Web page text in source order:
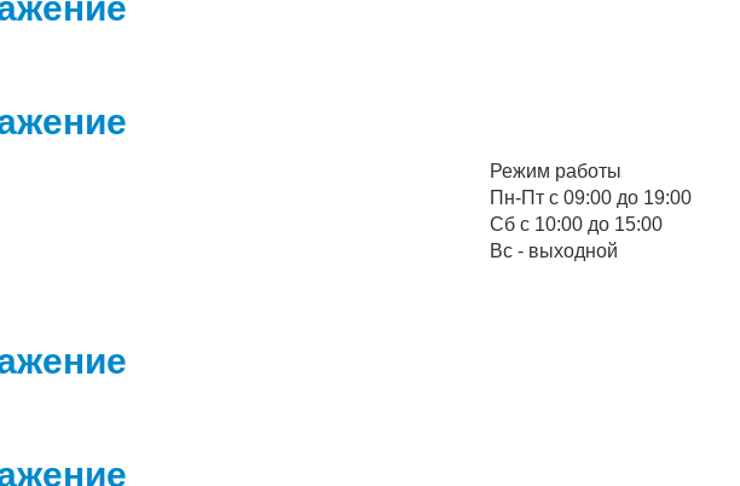
Режим работы
Пн-Пт с 09:00 до 19:00
Cб с 10:00 до 15:00
Вс - выходной